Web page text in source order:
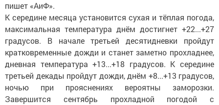
пишет «АиФ».
К середине месяца установится сухая и тёплая погода,
максимальная температура днём достигнет +22...+27
градусов. В начале третьей десятидневки пройдут
кратковременные дожди и станет заметно прохладнее,
дневная температура +13...+18 градусов. К середине
третьей декады пройдут дожди, днём +8...+13 градусов,
ночью при прояснениях вероятны заморозки.
Завершится сентябрь прохладной погодой с